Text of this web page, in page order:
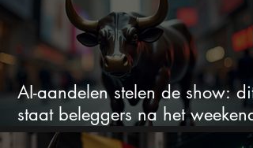
AI-aandelen stelen de show: dit
staat beleggers na het weekend
te wachten